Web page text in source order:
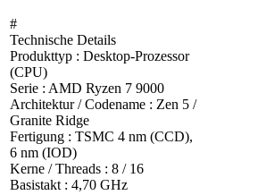
#
Technische Details
Produkttyp : Desktop-Prozessor
(CPU)
Serie : AMD Ryzen 7 9000
Architektur / Codename : Zen 5 /
Granite Ridge
Fertigung : TSMC 4 nm (CCD),
6 nm (IOD)
Kerne / Threads : 8 / 16
Basistakt : 4,70 GHz